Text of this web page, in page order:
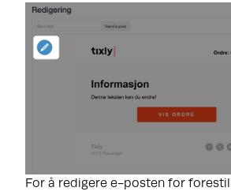
For å redigere e-posten for